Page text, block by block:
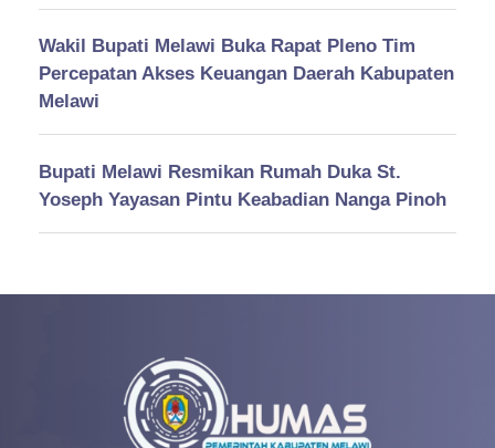
Wakil Bupati Melawi Buka Rapat Pleno Tim
Percepatan Akses Keuangan Daerah Kabupaten
Melawi
Bupati Melawi Resmikan Rumah Duka St.
Yoseph Yayasan Pintu Keabadian Nanga Pinoh